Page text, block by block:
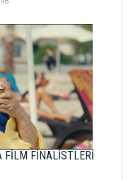
FİLM FİNALİSTLERİ